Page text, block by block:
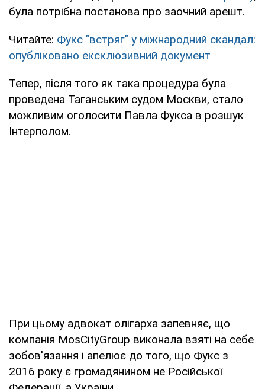
була потрібна постанова про заочний арешт.
Читайте: Фукс "встряг" у міжнародний скандал:
опубліковано ексклюзивний документ
Тепер, після того як така процедура була
проведена Таганським судом Москви, стало
можливим оголосити Павла Фукса в розшук
Інтерполом.
При цьому адвокат олігарха запевняє, що
компанія MosCityGroup виконала взяті на себе
зобов'язання і апелює до того, що Фукс з
2016 року є громадянином не Російської